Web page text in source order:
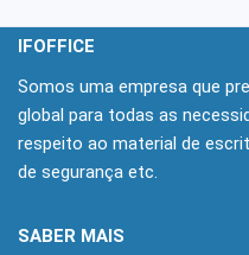
IFOFFICE
Somos uma empresa que
global para todas as
respeito ao material de
de segurança etc.
SABER MAIS